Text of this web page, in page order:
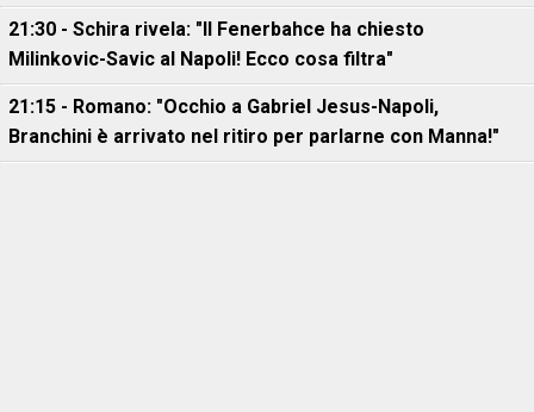
21:30 - Schira rivela: "Il Fenerbahce ha chiesto
Milinkovic-Savic al Napoli! Ecco cosa filtra"
21:15 - Romano: "Occhio a Gabriel Jesus-Napoli,
Branchini è arrivato nel ritiro per parlarne con Manna!"